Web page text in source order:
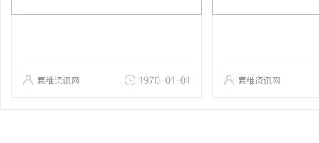
赛维资讯网 1970-01-01 赛维资讯网